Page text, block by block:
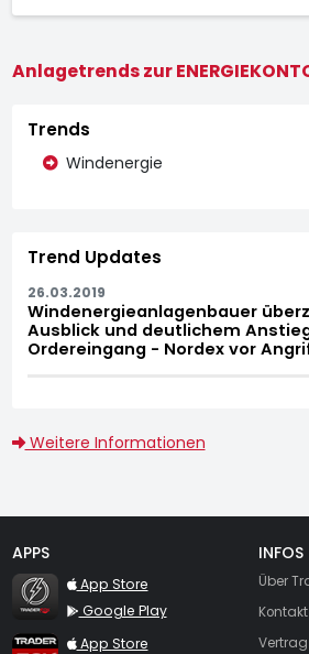
Anlagetrends zur
Trends
Windenergie
Trend Updates
26.03.2019
Windenergieanlagenbauer
Ausblick und deutlichem
Ordereingang - Nordex vor
Weitere Informationen
APPS
TraderFox Flash
App Store
Google Play
TraderFox App
App Store
INFOS
Über
Kontakt